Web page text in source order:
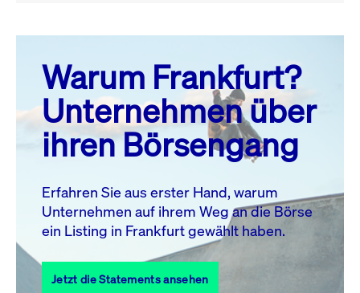
August 26
MO. DI. MI. DO. FR. SA. SO.
1
2
3
4 5 6 7 8
10 11 13 14
17
18 19 20 21 22
23
27 28
31
Warum Frankfurt?
Unternehmen über
ihren Börsengang
Erfahren Sie aus erster Hand, warum
Unternehmen auf ihrem Weg an die Börse
ein Listing in Frankfurt gewählt haben.
Jetzt die Statements ansehen